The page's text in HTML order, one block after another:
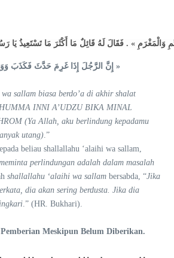
وَالْمَغْرَمِ »
. فَقَالَ لَهُ قَائِلٌ مَا أَكْثَرَ مَا تَسْتَعِيذُ يَا
إِنَّ الرَّجُلَ إِذَا غَرِمَ حَدَّثَ فَكَذَبَ »
sallam biasa berdo’a di akhir shalat
INNI A’UDZU BIKA MINAL
(Ya Allah, aku berlindung kepadamu
utang).”
beliau shallallahu ‘alaihi wa sallam,
perlindungan adalah dalam masalah
shallallahu ‘alaihi wa sallam bersabda, “Jika
dia akan sering berdusta. Jika dia
.” (HR. Bukhari).
erian Meskipun Belum Diberikan.